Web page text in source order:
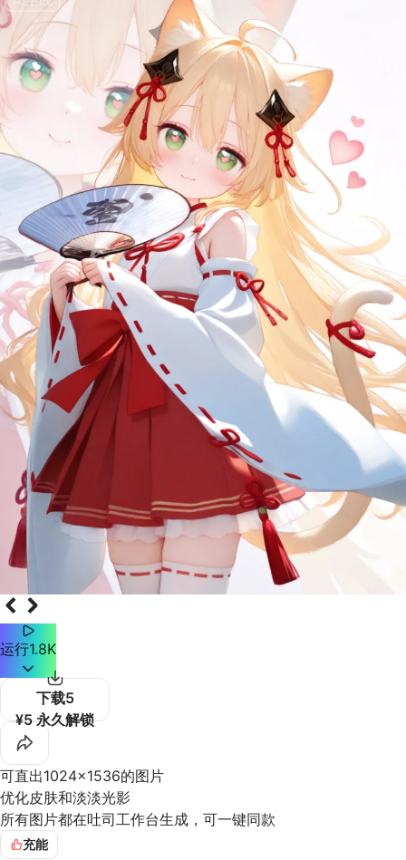
运行1.8K
下载5
¥5 永久解锁
可直出1024x1536的图片
优化皮肤和淡淡光影
所有图片都在吐司工作台生成，可一键同款
充能